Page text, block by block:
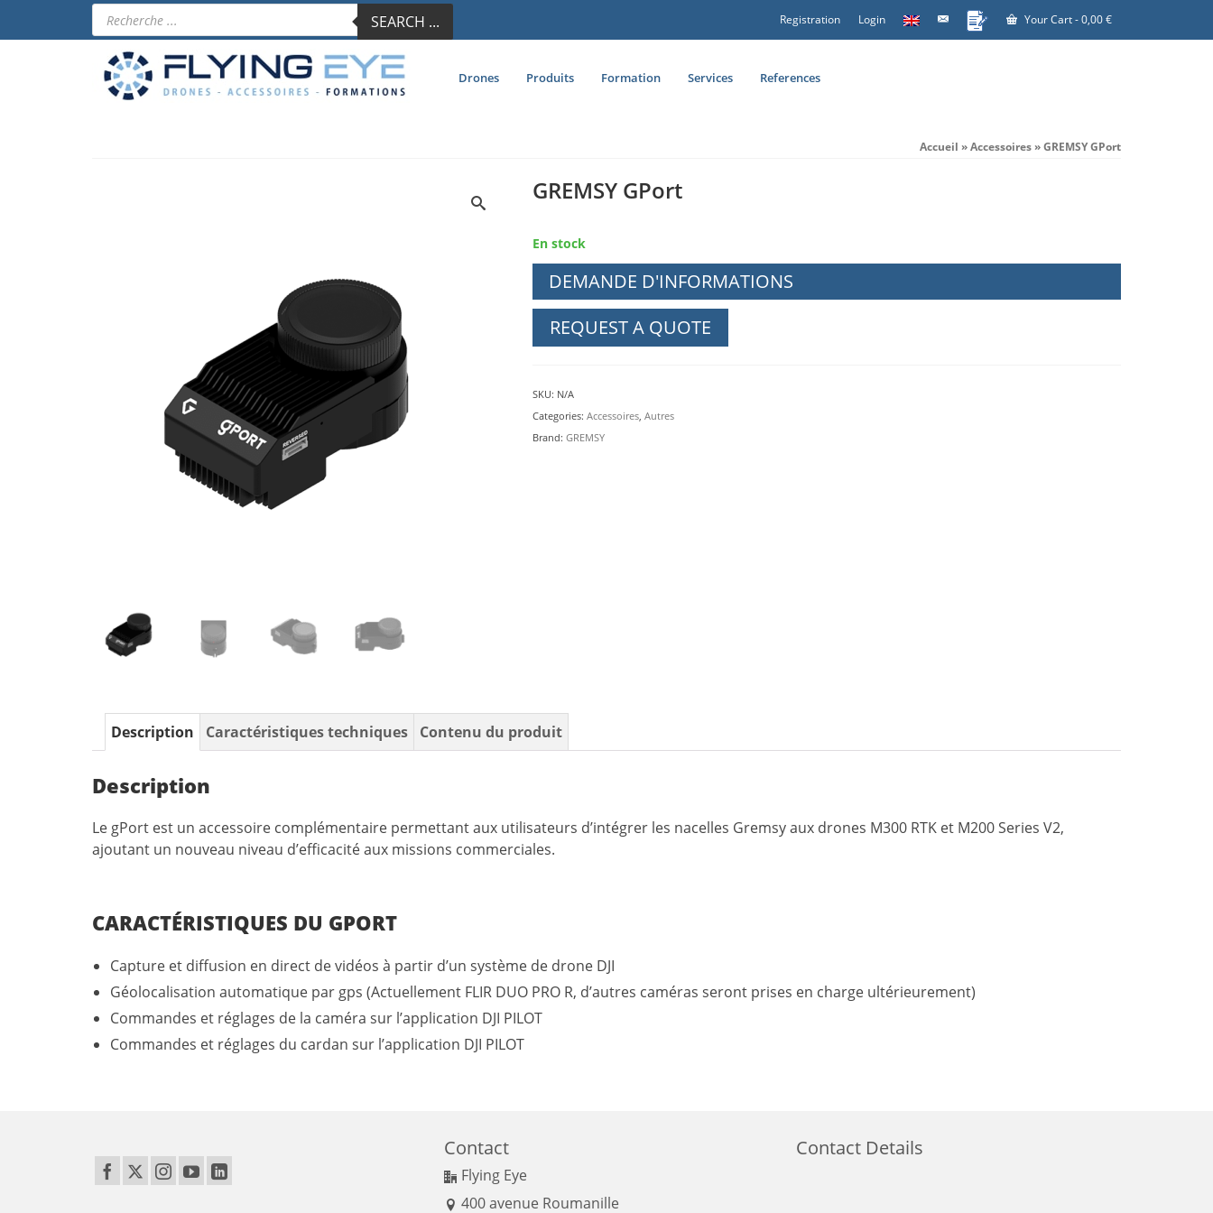
Registration Login Your Cart-0,00€
Products
search SEARCH ...
Drones Produits Formation Services References
Accueil »Accessoires»GREMSY GPort
GREMSY GPort
En stock
DEMANDE D'INFORMATIONS
REQUEST A QUOTE
SKU: N/A
Categories: Accessoires, Autres
Brand: GREMSY
Description Caractéristiques techniques Contenu du produit
Description
Le gPort est un accessoire complémentaire permettant aux utilisateurs d’intégrer les nacelles Gremsy aux drones M300 RTK et M200 Series V2,
ajoutant un nouveau niveau d’efficacité aux missions commerciales.
CARACTÉRISTIQUES DU GPORT
Capture et diffusion en direct de vidéos à partir d’un système de drone DJI
Géolocalisation automatique par gps (Actuellement FLIR DUO PRO R, d’autres caméras seront prises en charge ultérieurement)
Commandes et réglages de la caméra sur l’application DJI PILOT
Commandes et réglages du cardan sur l’application DJI PILOT
Contact
Flying Eye
400 avenue Roumanille
Contact Details